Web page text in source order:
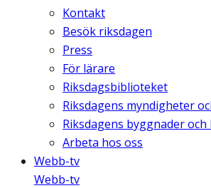
Kontakt
Besök riksdagen
Press
För lärare
Riksdagsbiblioteket
Riksdagens myndigheter
Riksdagens byggnader
Arbeta hos oss
Webb-tv
Webb-tv